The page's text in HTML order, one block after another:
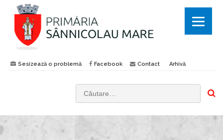
Sesizează o problemă Facebook Contact Arhivă